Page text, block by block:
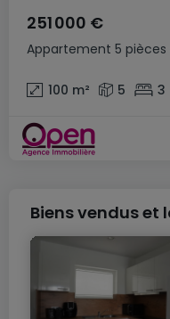
Appartement 5 pièces
251 000 €
100 m² 5 3
Biens vendus et